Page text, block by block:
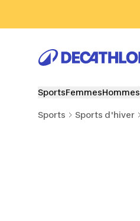
SportsFemmesHommes
Sports Sports d'hiver